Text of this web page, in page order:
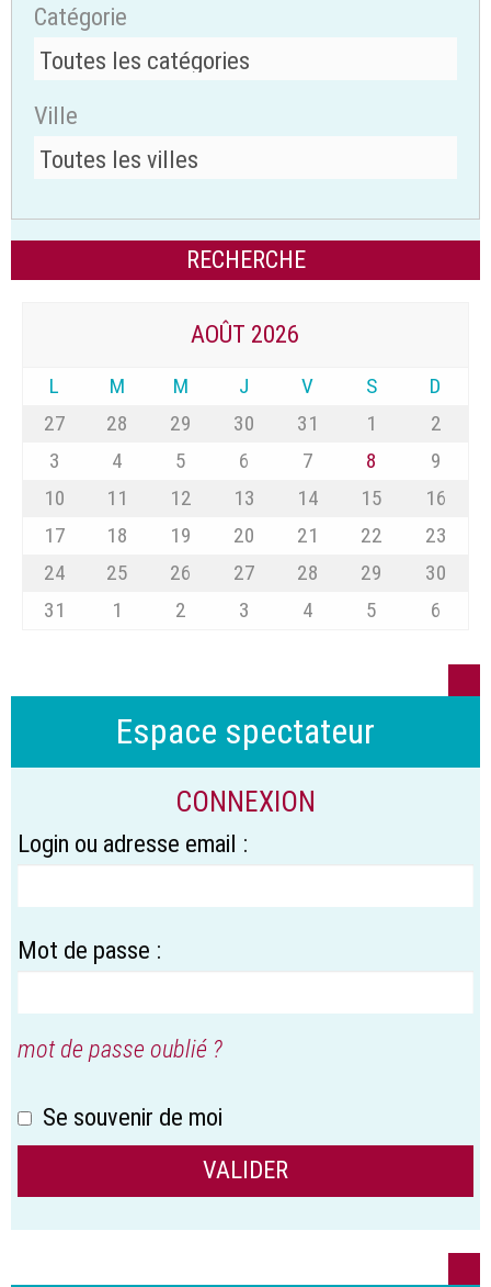
Catégorie
Ville
AOÛT 2026
L M M J V S
D
27
28 29 30 31 1
2
3
4 5 6 7 8
9
10
11 12 13 14 15
16
17
18 19 20 21 22
23
24
25 26 27 28 29
30
31
1 2 3 4 5 6
Espace spectateur
CONNEXION
Login ou adresse email :
Mot de passe :
mot de passe oublié ?
Se souvenir de moi